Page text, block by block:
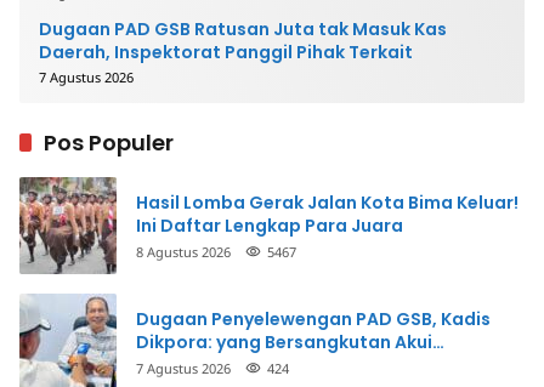
Dugaan PAD GSB Ratusan Juta tak Masuk Kas
Daerah, Inspektorat Panggil Pihak Terkait
7 Agustus 2026
Pos Populer
Hasil Lomba Gerak Jalan Kota Bima Keluar!
Ini Daftar Lengkap Para Juara
8 Agustus 2026 5467
Dugaan Penyelewengan PAD GSB, Kadis
Dikpora: yang Bersangkutan Akui
Perbuatannya dan Siap Mengembalikan
7 Agustus 2026 424